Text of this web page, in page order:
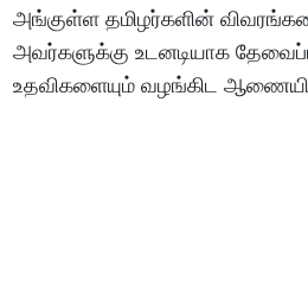
அங்குள்ள தமிழர்களின்
அவர்களுக்கு உடனடியாக
உதவிகளையும் வழங்கிட